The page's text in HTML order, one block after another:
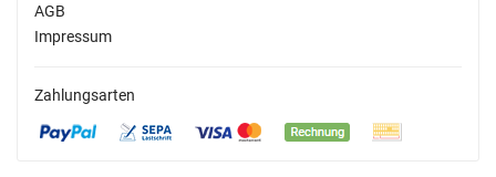
AGB
Impressum
Zahlungsarten